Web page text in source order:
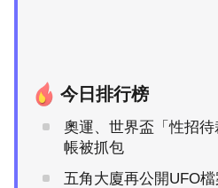
今日排行榜
奧運、世界盃「性招
帳被抓包
五角大廈再公開UFO